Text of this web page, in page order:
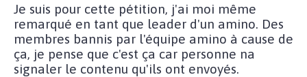
Je suis pour cette pétition, j'ai moi même
remarqué en tant que leader d'un amino. Des
membres bannis par l'équipe amino à cause de
ça, je pense que c'est ça car personne na
signaler le contenu qu'ils ont envoyés.